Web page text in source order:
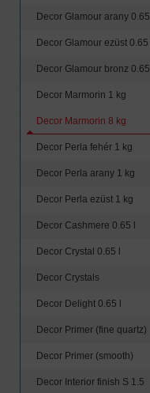
Decor Glamour arany 0.65 l
Decor Glamour ezüst 0.65 l
Decor Glamour bronz 0.65 l
Decor Marmorin 1 kg
Decor Marmorin 8 kg
Decor Perla fehér 1 kg
Decor Perla arany 1 kg
Decor Perla ezüst 1 kg
Decor Cashmere 0.65 l
Decor Crystal 0.65 l
Decor Crystals
Decor Delight 0.65 l
Decor Primer (fine quartz)
Decor Primer (smooth)
Decor Interior finish S 1.5